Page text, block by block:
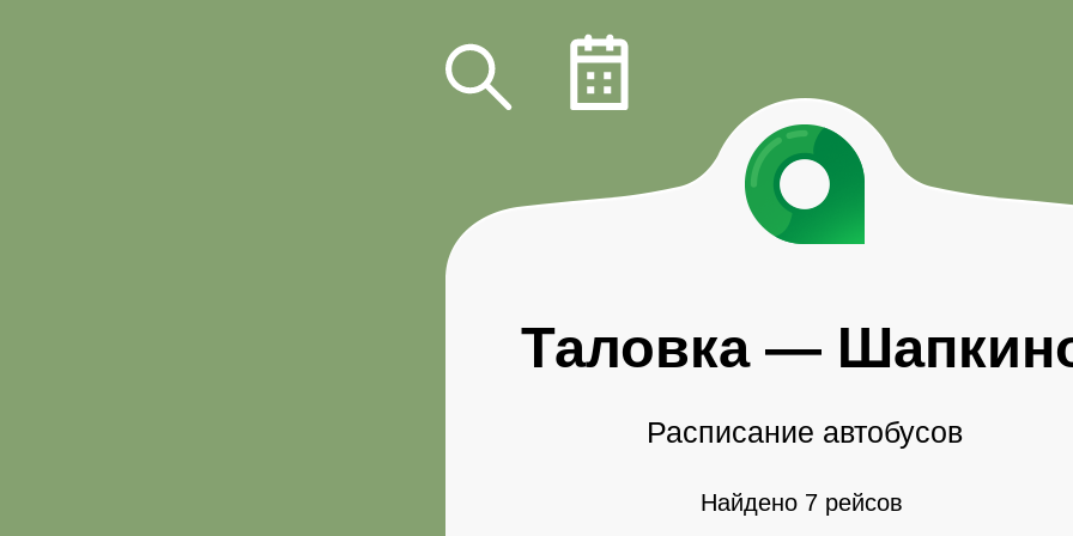
Таловка—
Расписание автобусов
Найдено 7 рейсов